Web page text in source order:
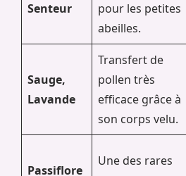
Senteur
pour les petites
abeilles.
Sauge,
Lavande
Transfert de
pollen très
efficace grâce à
son corps velu.
Passiflore
Une des rares